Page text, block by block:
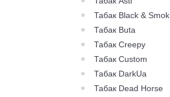
Табак Black & Smok
Табак Buta
Табак Creepy
Табак Custom
Табак DarkUa
Табак Dead Horse